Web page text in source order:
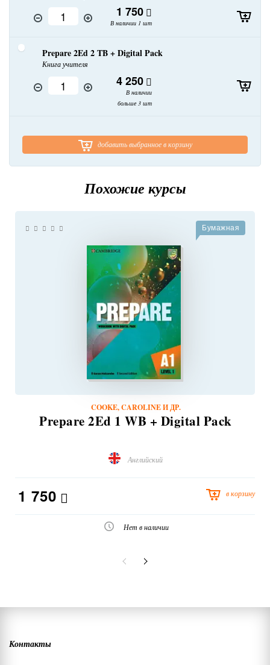
1 750
В наличии 1 шт
Prepare 2Ed 2 TB + Digital Pack
Книга учителя
4 250
В наличии
больше 3 шт
добавить выбранное в корзину
Похожие курсы
Бумажная
COOKE, CAROLINE И ДР.
Prepare 2Ed 1 WB + Digital Pack
Английский
1 750 в корзину
Нет в наличии
Контакты